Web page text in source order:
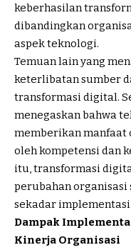
keberhasilan
dibandingkan
aspek teknologi.
Temuan lain yang
keterlibatan sumber
transformasi digital.
menegaskan bahwa
memberikan
oleh kompetensi dan
itu, transformasi
perubahan
sekadar
Dampak
Kinerja Organisasi